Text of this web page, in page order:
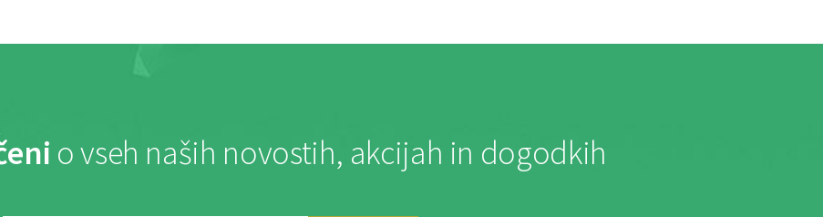
o vseh naših novostih, akcijah in dogodkih